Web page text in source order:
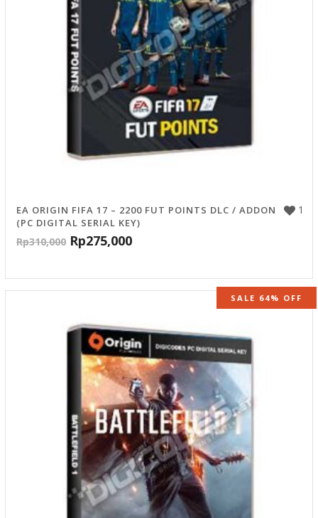
1
EA ORIGIN FIFA 17 – 2200 FUT POINTS DLC / ADDON
(PC DIGITAL SERIAL KEY)
Rp310,000 Rp275,000
SALE 64% OFF